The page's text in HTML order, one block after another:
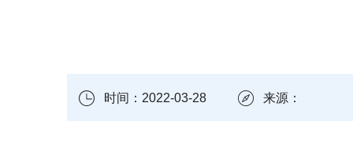
时间：2022-03-28 来源：